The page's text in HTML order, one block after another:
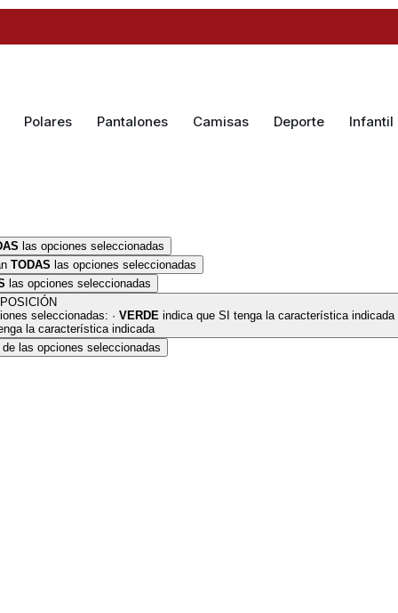
Polares Pantalones Camisas Deporte Infantil
las opciones seleccionadas
TODAS las opciones seleccionadas
las opciones seleccionadas
seleccionadas: · VERDEindica que SI tenga la característica indicada
la característica indicada
las opciones seleccionadas